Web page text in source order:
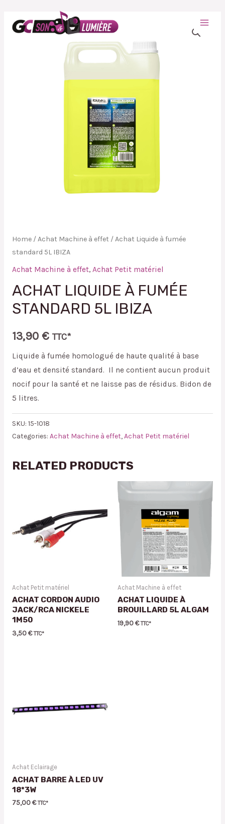
Home/Achat Machine à effet/ Achat Liquide à fumée
standard 5L IBIZA
Achat Machine à effet, Achat Petit matériel
ACHAT LIQUIDE À FUMÉE
STANDARD 5L IBIZA
13,90 € TTC*
Liquide à fumée homologué de haute qualité à base
d’eau et densité standard. Il ne contient aucun produit
nocif pour la santé et ne laisse pas de résidus. Bidon de
5 litres.
SKU: 15-1018
Categories: Achat Machine à effet,Achat Petit matériel
RELATED PRODUCTS
Achat Petit matériel
ACHAT CORDON AUDIO
JACK/RCA NICKELE
1M50
3,50€ TTC*
Achat Machine à effet
ACHAT LIQUIDE À
BROUILLARD 5L ALGAM
19,90€ TTC*
Achat Eclairage
ACHAT BARRE À LED UV
18*3W
75,00€ TTC*